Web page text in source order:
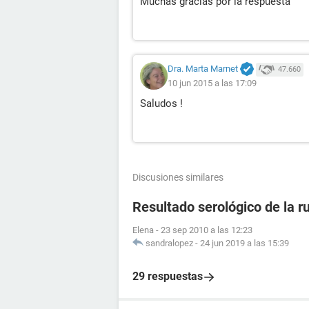
Dra. Marta Marnet 47.660
10 jun 2015 a las 17:09
Saludos !
Discusiones similares
Resultado serológico de la
Elena - 23 sep 2010 a las 12:23
sandralopez - 24 jun 2019 a las 15:39
29 respuestas